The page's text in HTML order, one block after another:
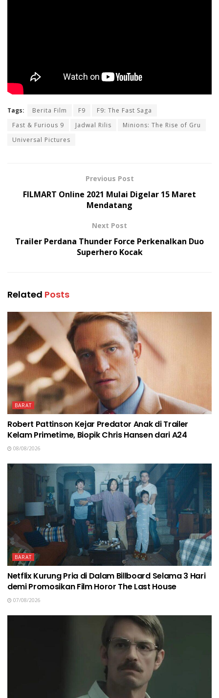
Tags: Berita Film F9
F9: The Fast Saga
Fast & Furious 9
Jadwal Rilis
Minions: The Rise of Gru
Universal Pictures
Previous Post
FILMART Online 2021 Mulai Digelar 15 Maret
Mendatang
Next Post
Trailer Perdana Thunder Force Perkenalkan Duo
Superhero Kocak
Related Posts
BARAT
Robert Pattinson Kejar Predator Anak di Trailer
Kelam Primetime, Biopik Chris Hansen dari A24
08/08/2026
BARAT
Netflix Kurung Pria di Dalam Billboard Selama 3 Hari
demi Promosikan Film Horor The Last House
07/08/2026